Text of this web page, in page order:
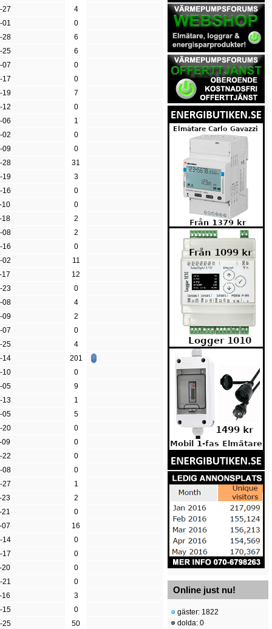
27
4
0
28
6
25
6
07
0
17
0
19
7
12
0
06
1
02
0
09
0
28
31
19
3
16
0
10
0
18
2
08
2
16
0
02
11
17
12
23
0
08
4
09
2
07
0
25
4
14
201
10
0
05
9
13
1
05
5
20
0
09
0
22
0
08
0
27
1
23
2
0
07
16
14
0
17
0
20
0
0
16
3
15
0
25
50
Online just nu!
gäster: 1822
dolda: 0